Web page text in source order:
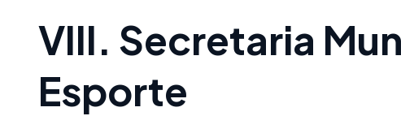
VIII. Secretaria
Esporte